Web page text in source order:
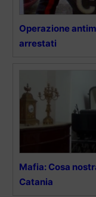
Operazione
arrestati
Mafia: Cosa
Catania